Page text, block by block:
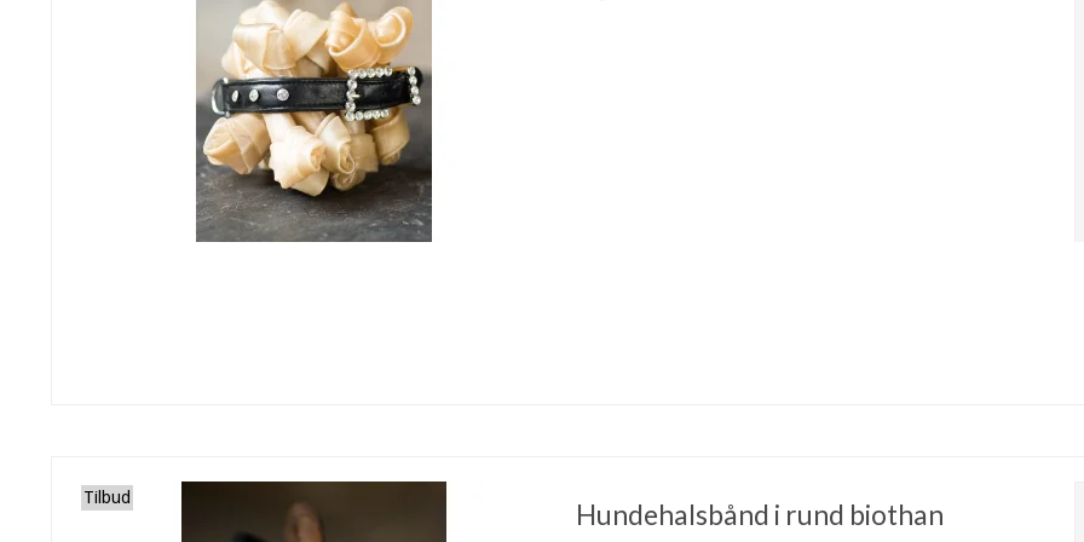
Tilbud
Hundehalsbånd i rund biothan